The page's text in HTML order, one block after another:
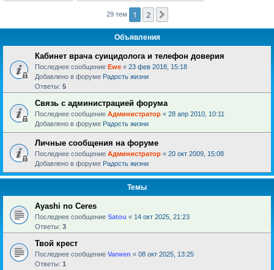
29 тем 1 2
Объявления
Кабинет врача суицидолога и телефон доверия
Последнее сообщение Ewe « 23 фев 2018, 15:18
Добавлено в форуме Радость жизни
Ответы: 5
Связь с администрацией форума
Последнее сообщение Администратор « 28 апр 2010, 10:11
Добавлено в форуме Радость жизни
Личные сообщения на форуме
Последнее сообщение Администратор « 20 окт 2009, 15:08
Добавлено в форуме Радость жизни
Темы
Ayashi no Ceres
Последнее сообщение Satou « 14 окт 2025, 21:23
Ответы: 3
Твой крест
Последнее сообщение Varwen « 08 окт 2025, 13:25
Ответы: 1